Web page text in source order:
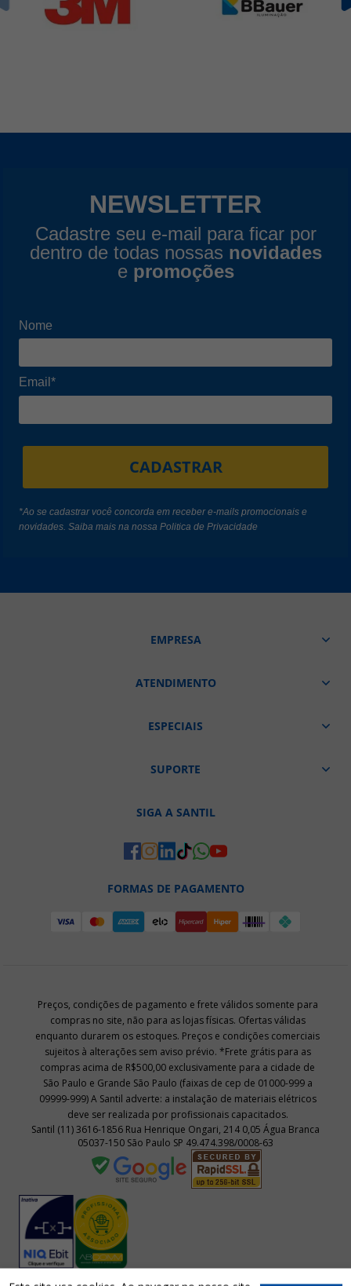
NEWSLETTER
Cadastre seu e-mail para ficar por
dentro de todas nossas novidades
e promoções
Nome
Email*
CADASTRAR
*Ao se cadastrar você concorda em receber e-mails promocionais e
novidades. Saiba mais na nossaPolitica de Privacidade
EMPRESA
ATENDIMENTO
ESPECIAIS
SUPORTE
SIGA A SANTIL
FORMAS DE PAGAMENTO
Santil (11) 3616-1856 Rua Henrique Ongari, 214 0,05 Água Branca
05037-150 São Paulo SP 49.474.398/0008-63
Preços, condições de pagamento e frete válidos somente para
compras no site, não para as lojas físicas. Ofertas válidas
enquanto durarem os estoques. Preços e condições comerciais
sujeitos à alterações sem aviso prévio. *Frete grátis para as
compras acima de R$500,00 exclusivamente para a cidade de
São Paulo e Grande São Paulo (faixas de cep de 01000-999 a
09999-999) A Santil adverte: a instalação de materiais elétricos
deve ser realizada por profissionais capacitados.